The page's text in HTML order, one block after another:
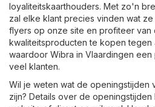
loyaliteitskaarthouders. Met zo'n
zal elke klant precies vinden wat
flyers op onze site en profiteer van
kwaliteitsproducten te kopen tegen
waardoor Wibra in Vlaardingen
veel klanten.
Wil je weten wat de openingstijden
zijn? Details over de